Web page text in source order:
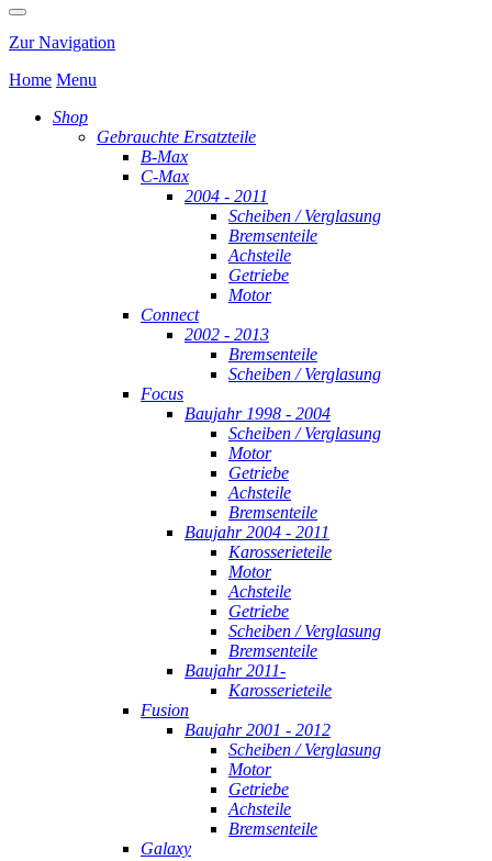
Zur Navigation
Home Menu
Shop
Gebrauchte Ersatzteile
B-Max
C-Max
2004 - 2011
Scheiben / Verglasung
Bremsenteile
Achsteile
Getriebe
Motor
Connect
2002 - 2013
Bremsenteile
Scheiben / Verglasung
Focus
Baujahr 1998 - 2004
Scheiben / Verglasung
Motor
Getriebe
Achsteile
Bremsenteile
Baujahr 2004 - 2011
Karosserieteile
Motor
Achsteile
Getriebe
Scheiben / Verglasung
Bremsenteile
Baujahr 2011-
Karosserieteile
Fusion
Baujahr 2001 - 2012
Scheiben / Verglasung
Motor
Getriebe
Achsteile
Bremsenteile
Galaxy